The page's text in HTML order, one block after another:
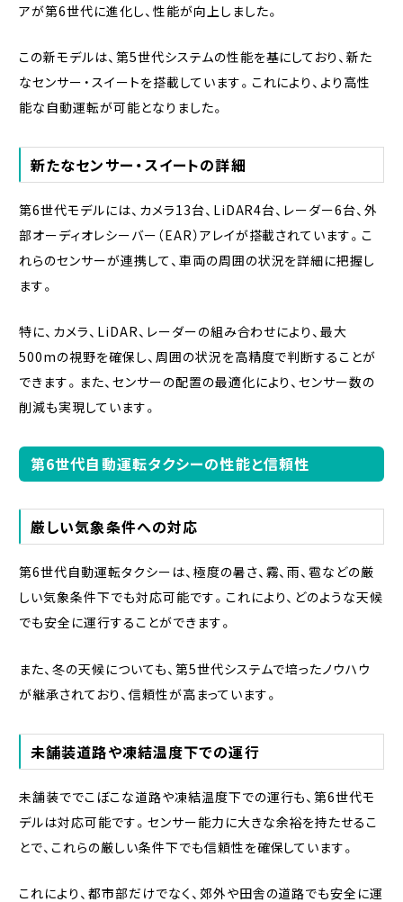
アが第6世代に進化し、性能が向上しました。
この新モデルは、第5世代システムの性能を基にしており、新た
なセンサー・スイートを搭載しています。これにより、より高性
能な自動運転が可能となりました。
新たなセンサー・スイートの詳細
第6世代モデルには、カメラ13台、LiDAR4台、レーダー6台、外
部オーディオレシーバー（EAR）アレイが搭載されています。こ
れらのセンサーが連携して、車両の周囲の状況を詳細に把握し
ます。
特に、カメラ、LiDAR、レーダーの組み合わせにより、最大
500mの視野を確保し、周囲の状況を高精度で判断することが
できます。また、センサーの配置の最適化により、センサー数の
削減も実現しています。
第6世代自動運転タクシーの性能と信頼性
厳しい気象条件への対応
第6世代自動運転タクシーは、極度の暑さ、霧、雨、雹などの厳
しい気象条件下でも対応可能です。これにより、どのような天候
でも安全に運行することができます。
また、冬の天候についても、第5世代システムで培ったノウハウ
が継承されており、信頼性が高まっています。
未舗装道路や凍結温度下での運行
未舗装ででこぼこな道路や凍結温度下での運行も、第6世代モ
デルは対応可能です。センサー能力に大きな余裕を持たせるこ
とで、これらの厳しい条件下でも信頼性を確保しています。
これにより、都市部だけでなく、郊外や田舎の道路でも安全に運